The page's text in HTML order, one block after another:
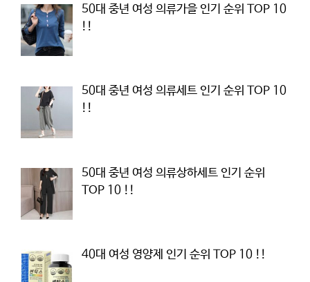
50대 중년 여성 의류가을 인기 순위 TOP 10
!!
50대 중년 여성 의류세트 인기 순위 TOP 10
!!
50대 중년 여성 의류상하세트 인기 순위
TOP 10 !!
40대 여성 영양제 인기 순위 TOP 10 !!